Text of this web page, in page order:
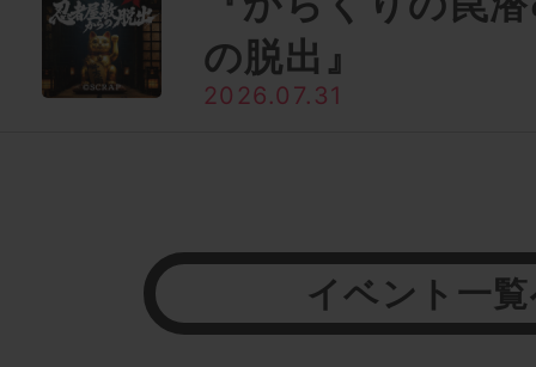
の脱出』
2026.07.31
イベント一